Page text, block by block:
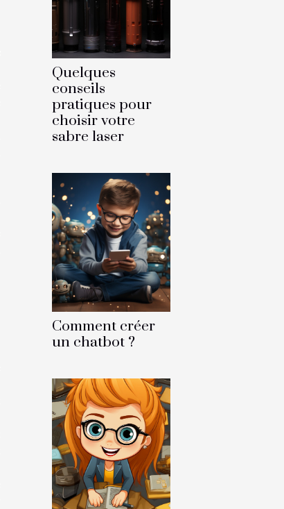
Quelques
conseils
pratiques pour
choisir votre
sabre laser
Comment créer
un chatbot ?